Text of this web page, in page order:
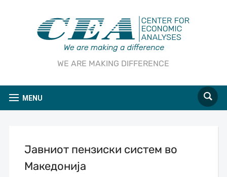
WE ARE MAKING DIFFERENCE
MENU
Јавниот пензиски систем во
Македонија